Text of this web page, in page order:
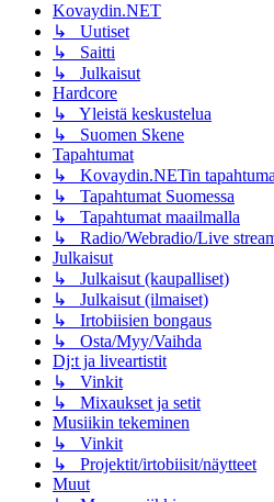
Kovaydin.NET
↳ Uutiset
↳ Saitti
↳ Julkaisut
Hardcore
↳ Yleistä keskustelua
↳ Suomen Skene
Tapahtumat
↳ Kovaydin.NETin
↳ Tapahtumat Suomessa
↳ Tapahtumat maailmalla
↳ Radio/Webradio/Live
Julkaisut
↳ Julkaisut (kaupalliset)
↳ Julkaisut (ilmaiset)
↳ Irtobiisien bongaus
↳ Osta/Myy/Vaihda
Dj:t ja liveartistit
↳ Vinkit
↳ Mixaukset ja setit
Musiikin tekeminen
↳ Vinkit
↳ Projektit/irtobiisit/näytteet
Muut